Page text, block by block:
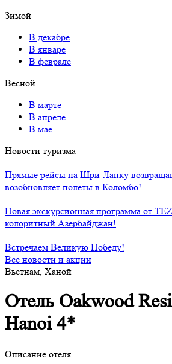
Зимой
В декабре
В январе
В феврале
Весной
В марте
В апреле
В мае
Новости туризма
Прямые рейсы на Шри-Ланку
возобновляет полеты в Коломбо!
Новая экскурсионная программа от
колоритный Азербайджан!
Встречаем Великую Победу!
Все новости и акции
Вьетнам, Ханой
Отель Oakwood
Hanoi 4*
Описание отеля